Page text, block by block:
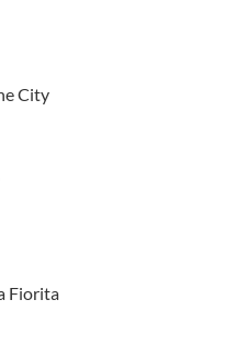
City
Fiorita